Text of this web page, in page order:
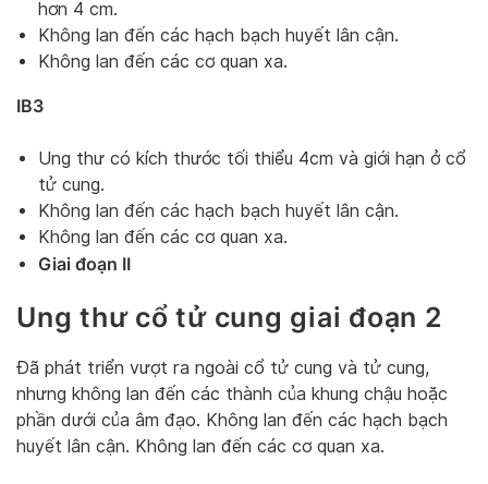
hơn 4 cm.
Không lan đến các hạch bạch huyết lân cận.
Không lan đến các cơ quan xa.
IB3
Ung thư có kích thước tối thiểu 4cm và giới hạn ở cổ
tử cung.
Không lan đến các hạch bạch huyết lân cận.
Không lan đến các cơ quan xa.
Giai đoạn II
Ung thư cổ tử cung giai đoạn 2
Đã phát triển vượt ra ngoài cổ tử cung và tử cung,
nhưng không lan đến các thành của khung chậu hoặc
phần dưới của âm đạo. Không lan đến các hạch bạch
huyết lân cận. Không lan đến các cơ quan xa.